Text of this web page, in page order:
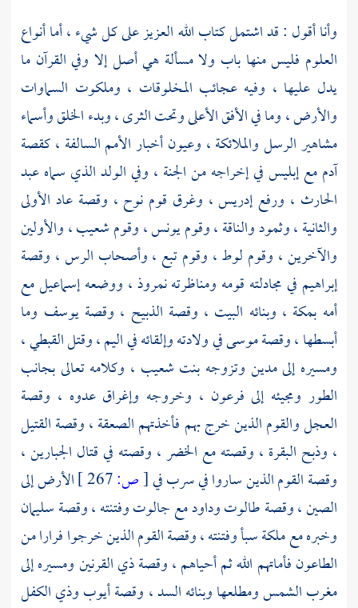
وأنا أقول : قد اشتمل كتاب الله العزيز على كل شيء ، أما أنواع
العلوم فليس منها باب ولا مسألة هي أصل إلا وفي القرآن ما
يدل عليها ، وفيه عجائب المخلوقات ، وملكوت السماوات
والأرض ، وما في الأفق الأعلى وتحت الثرى ، وبدء الخلق وأسماء
مشاهير الرسل والملائكة ، وعيون أخبار الأمم السالفة ، كقصة
آدم مع إبليس في إخراجه من الجنة ، وفي الولد الذي سماه عبد
الحارث ، ورفعإدريس، وغرق قوم نوح ، وقصة عاد الأولى
والثانية ،وثمودوالناقة ،وقوميونس،وقومشعيب، والأولين
والآخرين ، وقوم لوط، وقوم تبع ،وأصحاب الرس، وقصة
إبراهيم في مجادلته قومه ومناظرته نمروذ ، ووضعهإسماعيلمع
أمه بمكة ، وبنائه البيت ، وقصة الذبيح ، وقصةيوسف وما
أبسطها ، وقصةموسىفي ولادته وإلقائه في اليم ، وقتل القبطي ،
ومسيره إلىمدين وتزوجه بنت شعيب ، وكلامه تعالى بجانب
الطور ومجيئه إلى فرعون ، وخروجه وإغراق عدوه ، وقصة
العجل والقوم الذين خرج بهم فأخذتهم الصعقة ، وقصة القتيل
، وذبح البقرة ، وقصته مع الخضر، وقصته في قتال الجبارين ،
وقصة القوم الذين ساروا في سرب في[ص:
الأرض إلى
الصين ، وقصةطالوتوداودمعجالوتوفتنته ، وقصةسليمان
وخبره مع ملكة سبأ وفتنته ، وقصة القوم الذين خرجوا فرارا من
الطاعون فأماتهم الله ثم أحياهم ، وقصةذي القرنينومسيره إلى
مغرب الشمس ومطلعها وبنائه السد ، وقصةأيوبوذي الكفل